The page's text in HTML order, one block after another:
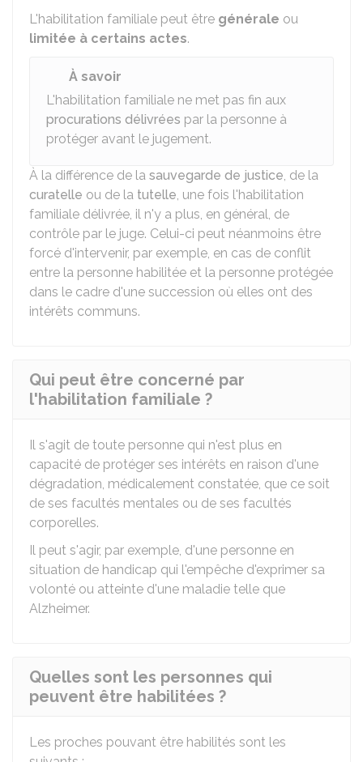
L'habilitation familiale peut être générale ou
limitée à certains actes.
À savoir
L'habilitation familiale ne met pas fin aux
procurations délivrées par la personne à
protéger avant le jugement.
À la différence de la sauvegarde de justice, de la
curatelle ou de la tutelle, une fois l'habilitation
familiale délivrée, il n'y a plus, en général, de
contrôle par le juge. Celui-ci peut néanmoins être
forcé d'intervenir, par exemple, en cas de conflit
entre la personne habilitée et la personne protégée
dans le cadre d'une succession où elles ont des
intérêts communs.
Qui peut être concerné par
l'habilitation familiale ?
Il s'agit de toute personne qui n'est plus en
capacité de protéger ses intérêts en raison d'une
dégradation, médicalement constatée, que ce soit
de ses facultés mentales ou de ses facultés
corporelles.
Il peut s'agir, par exemple, d'une personne en
situation de handicap qui l'empêche d'exprimer sa
volonté ou atteinte d'une maladie telle que
Alzheimer.
Quelles sont les personnes qui
peuvent être habilitées ?
Les proches pouvant être habilités sont les